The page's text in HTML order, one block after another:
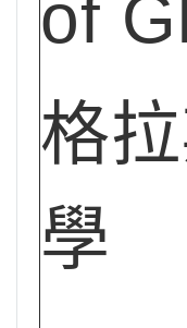
of
格
學